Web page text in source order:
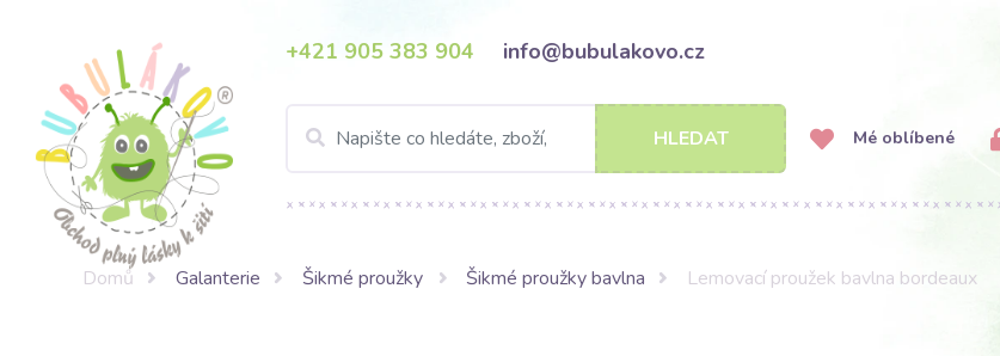
+421 905 383 904 info@bubulakovo.cz
HLEDAT Mé oblíbené
Domů Galanterie Šikmé proužky Šikmé proužky bavlna Lemovací proužek bavlna bordeaux